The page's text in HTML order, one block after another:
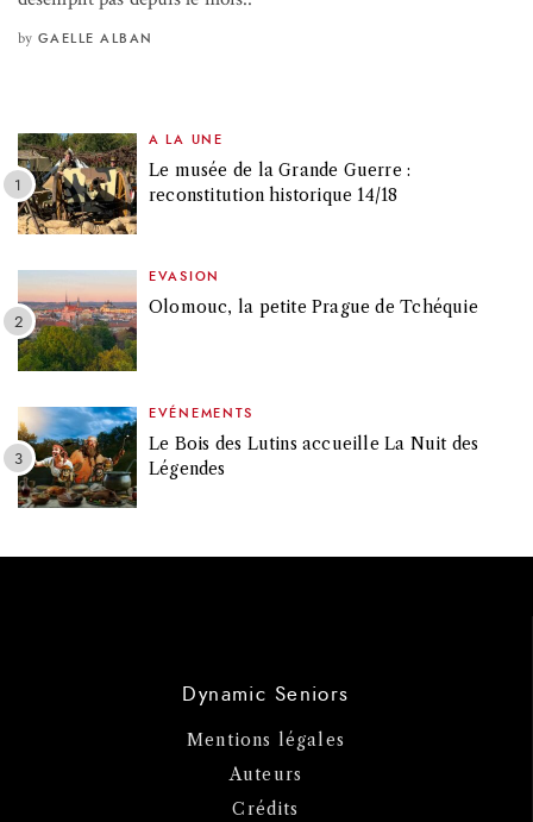
by GAELLE ALBAN
A LA UNE
Le musée de la Grande Guerre :
reconstitution historique 14/18
EVASION
Olomouc, la petite Prague de Tchéquie
EVÉNEMENTS
Le Bois des Lutins accueille La Nuit des
Légendes
Dynamic Seniors
Mentions légales
Auteurs
Crédits